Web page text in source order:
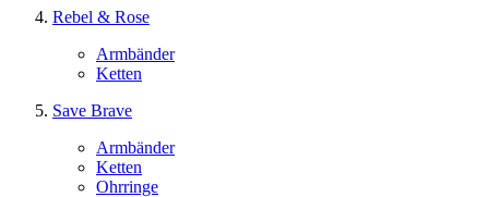
Rebel & Rose
Armbänder
Ketten
Save Brave
Armbänder
Ketten
Ohrringe